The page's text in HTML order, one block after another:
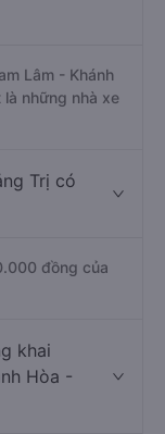
Lâm - Khánh
những nhà xe
Trị có
đồng của
khai
Hòa -